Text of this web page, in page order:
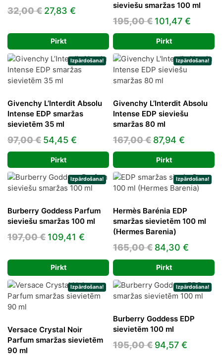
32,00€ Original
was:
32,00 €.
27,83 €
27,83 €.
Pirkt
sieviešu smaržas 100 ml
195,00€ Original
price
was:
195,00 €.
101,47 €
price
is:
101,47
Pirkt
Izpārdošana!
Givenchy L’Interdit Absolu
Intense EDP smaržas
sievietēm 35 ml
97,00€ Original
price
was:
97,00 €.
54,45 €
price
is:
54,45 €.
Pirkt
Izpārdošana!
Givenchy L’Interdit Absolu
Intense EDP sieviešu
smaržas 80 ml
167,00€ Original
price
was:
167,00 €.
87,94 €
price
is:
87,94 €.
Pirkt
Izpārdošana!
Burberry Goddess Parfum
sieviešu smaržas 100 ml
197,00€ Original
was:
197,00 €.
109,41 € Current
109,41 €.
Pirkt
Izpārdošana!
Hermès Barénia EDP
smaržas sievietēm 100 ml
(Hermes Barenia)
165,00€ Original
price
was:
165,00 €.
84,30 €
price
is:
84,30
Pirkt
Izpārdošana!
Versace Crystal Noir
Parfum smaržas sievietēm
90 ml
Izpārdošana!
Burberry Goddess EDP
sievietēm 100 ml
195,00€ Original
94,57 €